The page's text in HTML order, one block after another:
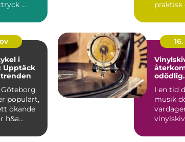
...
praktisk
i
Upptäck
populärt,
ökande
h&a...
odödlig
I en tid
musik